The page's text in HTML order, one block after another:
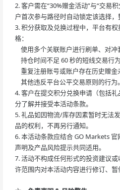
2. 客户需在“30%赠金活动”与“交易
户首次参与路径时自动锁定该选择，
3. 积分获取及兑换过程中，平台有
格：
使用多个关联账户进行刷单、对冲
持仓时间不足 60 秒的短线交易行为
重复注册账号或账户存在历史赠金
其他违反平台公平交易原则的行为。
4. 客户在提交积分兑换申请（包括
分了解并接受本活动条款。
5. 礼品如因物流/库存因素暂时无法
品的权利，不再另行通知。
6. 本活动条款应结合 GO Markets
声明及产品风险提示共同适用。
7. 活动不构成任何形式的投资建议
许范围内对本活动内容进行修订、暂